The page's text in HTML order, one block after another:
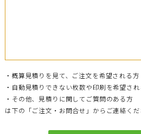
・概算見積りを見て、ご注文を希望される方
・自動見積りできない枚数や印刷を希望さ
・その他、見積りに関してご質問のある方
は下の「ご注文・お問合せ」からご連絡くだ